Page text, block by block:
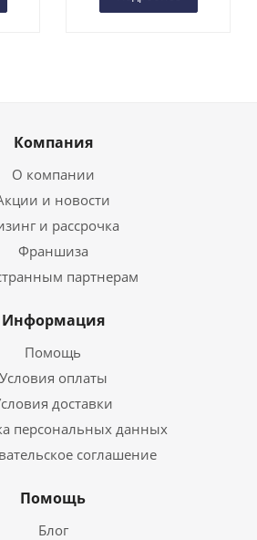
Компания
О компании
и новости
и рассрочка
Франшиза
партнерам
Информация
Помощь
Условия оплаты
доставки
персональных данных
соглашение
Помощь
Блог